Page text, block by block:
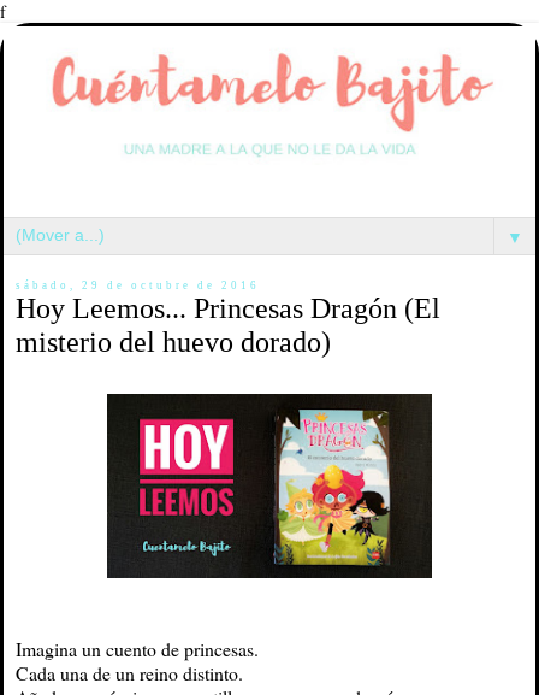
f
▼
sábado, 29 de octubre de 2016
Hoy Leemos... Princesas Dragón (El
misterio del huevo dorado)
Imagina un cuento de princesas.
Cada una de un reino distinto.